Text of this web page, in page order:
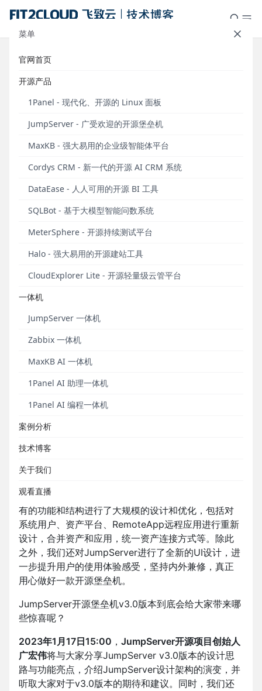
菜单
官网首页
开源产品
1Panel - 现代化、开源的 Linux 面板
JumpServer - 广受欢迎的开源堡垒机
MaxKB - 强大易用的企业级智能体平台
Cordys CRM - 新一代的开源 AI CRM 系统
DataEase - 人人可用的开源 BI 工具
SQLBot - 基于大模型智能问数系统
MeterSphere - 开源持续测试平台
Halo - 强大易用的开源建站工具
CloudExplorer Lite - 开源轻量级云管平台
一体机
JumpServer 一体机
Zabbix 一体机
MaxKB AI 一体机
1Panel AI 助理一体机
1Panel AI 编程一体机
案例分析
技术博客
关于我们
观看直播
直播预告｜JumpServer开源堡垒机
v3.0预发布恳谈会
年。自2020年6月发布V2版本至今，JumpServer项
目持续投入，坚持每月发布新版本，在V2的大版本内
区的声音，收集到了不同规模企业用户关于
JumpServer V2版本的使用反馈。社区用户反映
定不足，而JumpServer研发团队在功能迭代的过程中
也发现了一些产品设计不合理的地方。
“用心做好一款堡垒机”是JumpServer项目的长期追
要，在JumpServer开源项目创立的第九年，我们预计
在2023年2月正式发布JumpServer开源堡垒机v3.0
管理体验。
从代际上看，JumpServer v3.0将是JumpServer的第
三代产品。 在过去的几个月里，JumpServer研发团队
技术架构，通过改变管理模型等方式来兼顾不同规模
和类型用户的实际使用场景。堡垒机作为一款企业IT部
要。
因此，在第三代JumpServer开源堡垒机中，我们对原
有的功能和结构进行了大规模的设计和优化，包括对
系统用户、资产平台、RemoteApp远程应用进行重新
设计，合并资产和应用，统一资产连接方式等。除此
之外，我们还对JumpServer进行了全新的UI设计，进
一步提升用户的使用体验感受，坚持内外兼修，真正
用心做好一款开源堡垒机。
JumpServer开源堡垒机v3.0版本到底会给大家带来哪
些惊喜呢？
2023年1月17日15:00 ， JumpServer开源项目创始人
广宏伟将与大家分享JumpServer v3.0版本的设计思
路与功能亮点，介绍JumpServer设计架构的演变，并
听取大家对于v3.0版本的期待和建议。同时，我们还